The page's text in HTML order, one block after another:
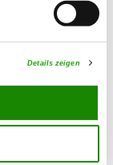
Details zeigen